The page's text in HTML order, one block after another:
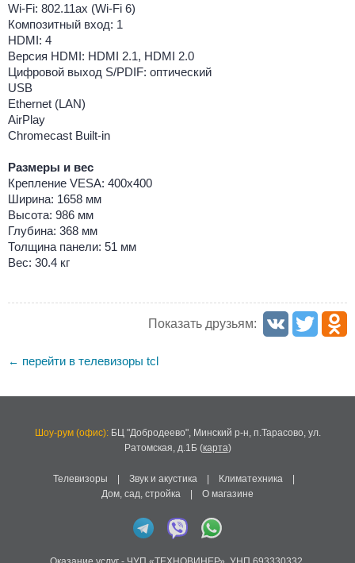
Wi-Fi: 802.11ax (Wi-Fi 6)
Композитный вход: 1
HDMI: 4
Версия HDMI: HDMI 2.1, HDMI 2.0
Цифровой выход S/PDIF: оптический
USB
Ethernet (LAN)
AirPlay
Chromecast Built-in
Размеры и вес
Крепление VESA: 400x400
Ширина: 1658 мм
Высота: 986 мм
Глубина: 368 мм
Толщина панели: 51 мм
Вес: 30.4 кг
Показать друзьям:
← перейти в телевизоры tcl
Шоу-рум (офис):БЦ "Добродеево", Минский р-н, п.Тарасово, ул.
Ратомская, д.1Б(карта)
Телевизоры | Звук и акустика | Климатехника |
Дом, сад, стройка | О магазине